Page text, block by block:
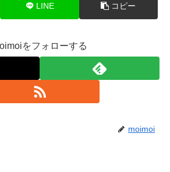
LINE コピー
をフォローする
moimoi